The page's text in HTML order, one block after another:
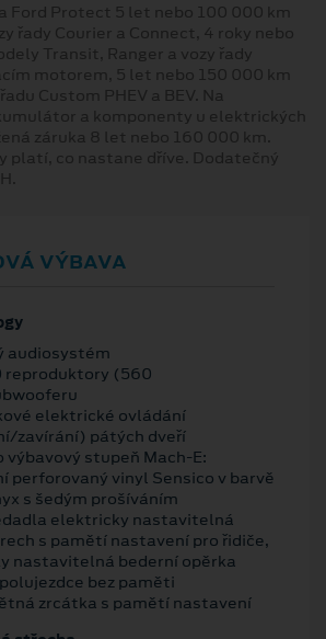
Ford Protect 5 let nebo 100 000 km
řady Courier a Connect, 4 roky nebo
Transit, Ranger a vozy řady
motorem, 5 let nebo 150 000 km
Custom PHEV a BEV. Na
a komponenty u elektrických
záruka 8 let nebo 160 000 km.
platí, co nastane dříve. Dodatečný
VÝBAVA
audiosystém
reproduktory (560
elektrické ovládání
zavírání) pátých dveří
výbavový stupeň Mach-E:
perforovaný vinyl Sensico v barvě
s šedým prošíváním
elektricky nastavitelná
s pamětí nastavení pro řidiče,
nastavitelná bederní opěrka
bez paměti
zrcátka s pamětí nastavení